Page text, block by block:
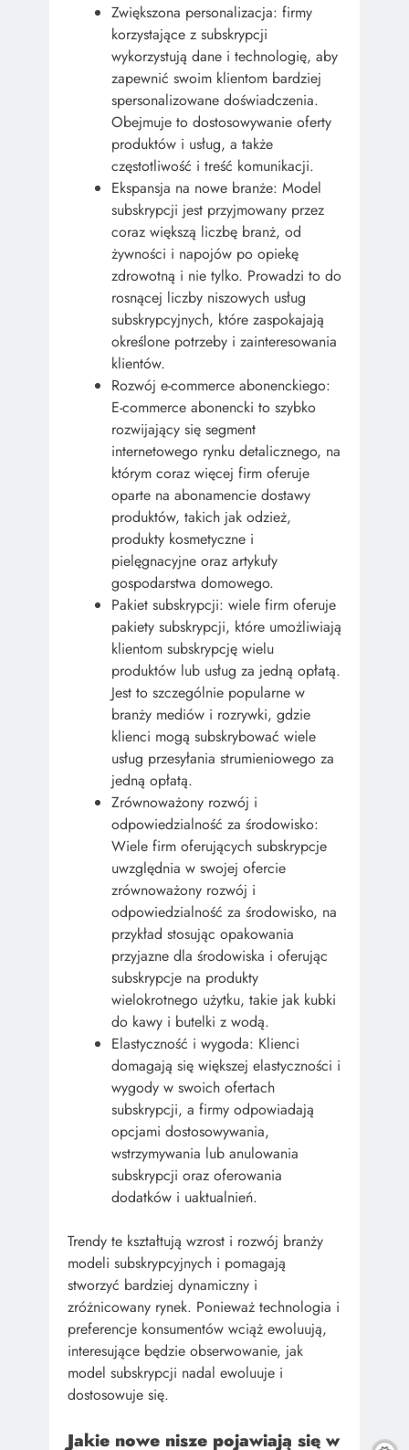
Zwiększona personalizacja: firmy
korzystające z subskrypcji
wykorzystują dane i technologię, aby
zapewnić swoim klientom bardziej
spersonalizowane doświadczenia.
Obejmuje to dostosowywanie oferty
produktów i usług, a także
częstotliwość i treść komunikacji.
Ekspansja na nowe branże: Model
subskrypcji jest przyjmowany przez
coraz większą liczbę branż, od
żywności i napojów po opiekę
zdrowotną i nie tylko. Prowadzi to do
rosnącej liczby niszowych usług
subskrypcyjnych, które zaspokajają
określone potrzeby i zainteresowania
klientów.
Rozwój e-commerce abonenckiego:
E-commerce abonencki to szybko
rozwijający się segment
internetowego rynku detalicznego, na
którym coraz więcej firm oferuje
oparte na abonamencie dostawy
produktów, takich jak odzież,
produkty kosmetyczne i
pielęgnacyjne oraz artykuły
gospodarstwa domowego.
Pakiet subskrypcji: wiele firm oferuje
pakiety subskrypcji, które umożliwiają
klientom subskrypcję wielu
produktów lub usług za jedną opłatą.
Jest to szczególnie popularne w
branży mediów i rozrywki, gdzie
klienci mogą subskrybować wiele
usług przesyłania strumieniowego za
jedną opłatą.
Zrównoważony rozwój i
odpowiedzialność za środowisko:
Wiele firm oferujących subskrypcje
uwzględnia w swojej ofercie
zrównoważony rozwój i
odpowiedzialność za środowisko, na
przykład stosując opakowania
przyjazne dla środowiska i oferując
subskrypcje na produkty
wielokrotnego użytku, takie jak kubki
do kawy i butelki z wodą.
Elastyczność i wygoda: Klienci
domagają się większej elastyczności i
wygody w swoich ofertach
subskrypcji, a firmy odpowiadają
opcjami dostosowywania,
wstrzymywania lub anulowania
subskrypcji oraz oferowania
dodatków i uaktualnień.
Trendy te kształtują wzrost i rozwój branży
modeli subskrypcyjnych i pomagają
stworzyć bardziej dynamiczny i
zróżnicowany rynek. Ponieważ technologia i
preferencje konsumentów wciąż ewoluują,
interesujące będzie obserwowanie, jak
model subskrypcji nadal ewoluuje i
dostosowuje się.
Jakie nowe nisze pojawiają się w